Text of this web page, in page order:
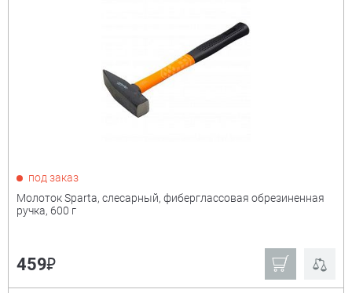
под заказ
Молоток Sparta, слесарный, фиберглассовая обрезиненная
ручка, 600 г
459₽